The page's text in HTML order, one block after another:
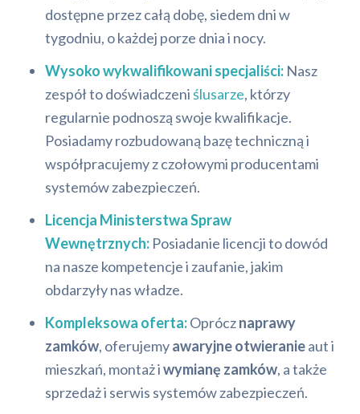
dostępne przez całą dobę, siedem dni w
tygodniu, o każdej porze dnia i nocy.
Wysoko wykwalifikowani specjaliści: Nasz
zespół to doświadczeniślusarze, którzy
regularnie podnoszą swoje kwalifikacje.
Posiadamy rozbudowaną bazę techniczną i
współpracujemy z czołowymi producentami
systemów zabezpieczeń.
Licencja Ministerstwa Spraw
Wewnętrznych: Posiadanie licencji to dowód
na nasze kompetencje i zaufanie, jakim
obdarzyły nas władze.
Kompleksowa oferta:Oprócznaprawy
zamków, oferujemyawaryjne otwieranieaut i
mieszkań, montaż iwymianę zamków, a także
sprzedaż i serwis systemów zabezpieczeń.